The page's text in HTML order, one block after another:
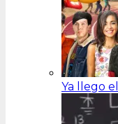
Ya llego